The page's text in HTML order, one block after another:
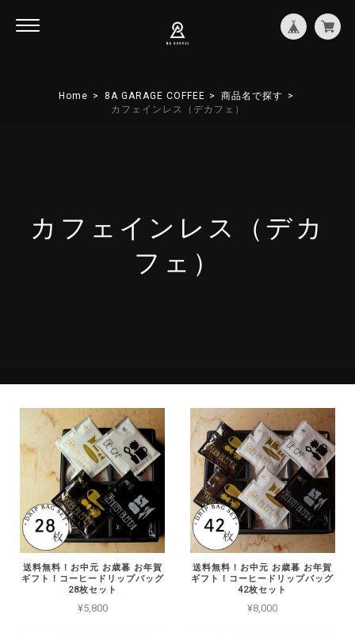
Home 8A GARAGE COFFEE
商品名で探す
カフェインレス（デカフェ）
カフェインレス（デカ
フェ）
送料無料！お中元 お歳暮 お年賀
ギフト！コーヒードリップバッグ
28枚セット
¥5,800
送料無料！お中元 お歳暮 お年賀
ギフト！コーヒードリップバッグ
42枚セット
¥8,000